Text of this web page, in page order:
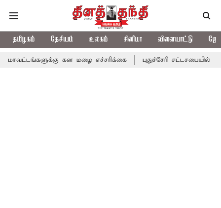
தமிழகம் தேசியம் உலகம் சினிமா விளையாட்டு
கன மழை எச்சரிக்கை புதுச்சேரி சட்டசபையில் வரும் 24ம்